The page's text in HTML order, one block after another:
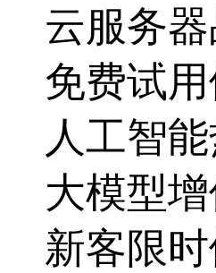
云服务
免费试
人工智
大模型
新客限